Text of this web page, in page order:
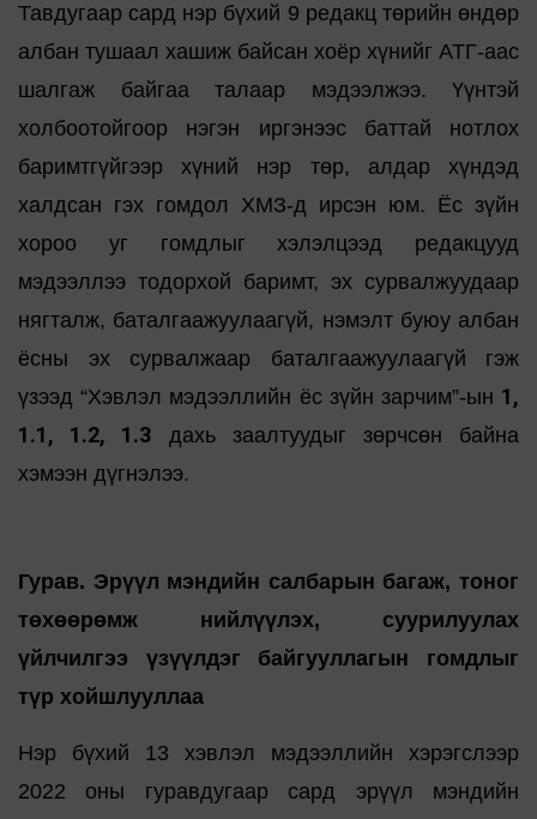
Тавдугаар сард нэр бүхий 9 редакц төрийн өндөр
албан тушаал хашиж байсан хоёр хүнийг АТГ-аас
шалгаж байгаа талаар мэдээлжээ. Үүнтэй
холбоотойгоор нэгэн иргэнээс баттай нотлох
баримтгүйгээр хүний нэр төр, алдар хүндэд
халдсан гэх гомдол ХМЗ-д ирсэн юм. Ёс зүйн
хороо уг гомдлыг хэлэлцээд редакцууд
мэдээллээ тодорхой баримт, эх сурвалжуудаар
нягталж, баталгаажуулаагүй, нэмэлт буюу албан
ёсны эх сурвалжаар баталгаажуулаагүй гэж
үзээд “Хэвлэл мэдээллийн ёс зүйн зарчим”-ын 1,
1.1, 1.2, 1.3 дахь заалтуудыг зөрчсөн байна
хэмээн дүгнэлээ.
Гурав. Эрүүл мэндийн салбарын багаж, тоног
төхөөрөмж нийлүүлэх, суурилуулах
үйлчилгээ үзүүлдэг байгууллагын гомдлыг
түр хойшлууллаа
Нэр бүхий 13 хэвлэл мэдээллийн хэрэгслээр
2022 оны гуравдугаар сард эрүүл мэндийн